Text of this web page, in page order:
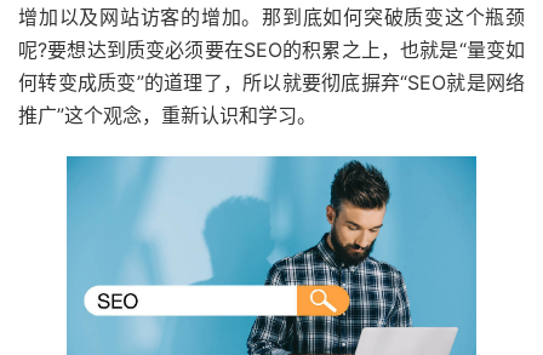
增加以及网站访客的增加。那到底如何突破质变这个瓶颈
呢?要想达到质变必须要在SEO的积累之上，也就是“量变如
何转变成质变”的道理了，所以就要彻底摒弃“SEO就是网络
推广”这个观念，重新认识和学习。